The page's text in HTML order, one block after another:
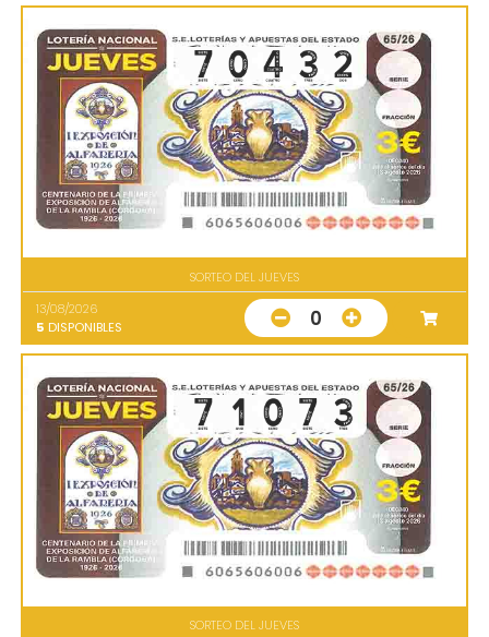
SORTEO DEL JUEVES
13/08/2026
5 DISPONIBLES 0
SORTEO DEL JUEVES